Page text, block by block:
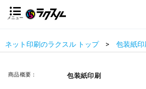
メニュー
ネット印刷のラクスル トップ 包装紙
商品概要： 包装紙印刷